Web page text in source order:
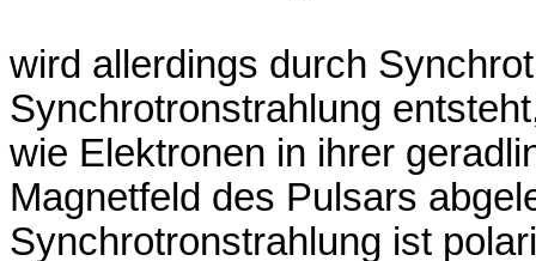
wird allerdings durch
Synchrotronstrahlung
wie Elektronen in ihrer
Magnetfeld des Pulsars
Synchrotronstrahlung ist